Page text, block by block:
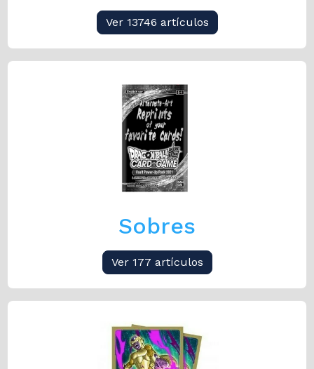
Ver 13746 artículos
Sobres
Ver 177 artículos